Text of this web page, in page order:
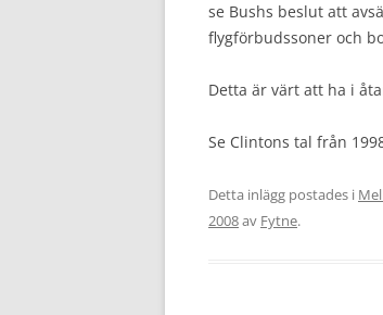
se Bushs beslut att
flygförbudssoner och
Detta är värt att ha i
Se Clintons tal från
Detta inlägg postades i
2008av Fytne.